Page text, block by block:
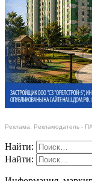
Реклама. Рекламодатель -
Найти:
Найти: